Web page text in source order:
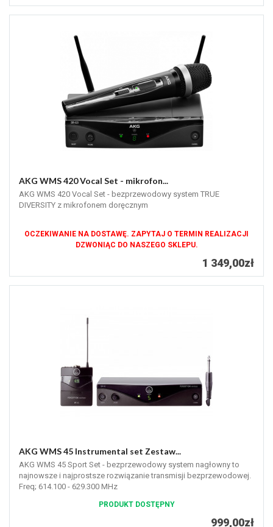
AKG WMS 420 Vocal Set - mikrofon...
AKG WMS 420 Vocal Set - bezprzewodowy system TRUE
DIVERSITY z mikrofonem doręcznym
OCZEKIWANIE NA DOSTAWĘ. ZAPYTAJ O TERMIN REALIZACJI
DZWONIĄC DO NASZEGO SKLEPU.
1 349,00zł
AKG WMS 45 Instrumental set Zestaw...
AKG WMS 45 Sport Set - bezprzewodowy system nagłowny to
najnowsze i najprostsze rozwiązanie transmisji bezprzewodowej.
Freq; 614.100 - 629.300 MHz
PRODUKT DOSTĘPNY
999,00zł